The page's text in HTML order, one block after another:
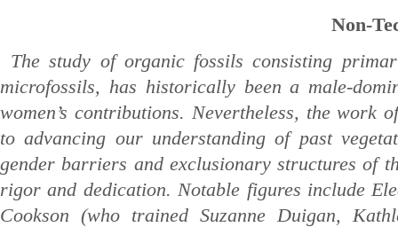
Non-
The study of organic fossils consisting
microfossils, has historically been a male-
women’s contributions. Nevertheless, the work
to advancing our understanding of past
gender barriers and exclusionary structures of
rigor and dedication. Notable figures include
Cookson (who trained Suzanne Duigan,